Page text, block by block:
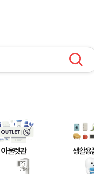
아울렛관 생활용